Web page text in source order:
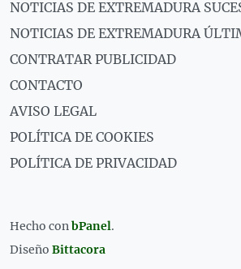
NOTICIAS DE EXTREMADURA
NOTICIAS DE EXTREMADURA
CONTRATAR PUBLICIDAD
CONTACTO
AVISO LEGAL
POLÍTICA DE COOKIES
POLÍTICA DE PRIVACIDAD
Hecho conbPanel.
Diseño Bittacora